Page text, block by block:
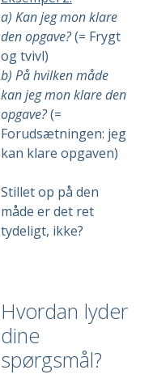
a) Kan jeg mon klare
den opgave?(= Frygt
og tvivl)
b) På hvilken måde
kan jeg mon klare den
opgave?(=
Forudsætningen: jeg
kan klare opgaven)
Stillet op på den
måde er det ret
tydeligt, ikke?
Hvordan lyder
dine
spørgsmål?